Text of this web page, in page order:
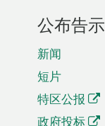
公布告示
新闻
短片
特区公报
政府投标